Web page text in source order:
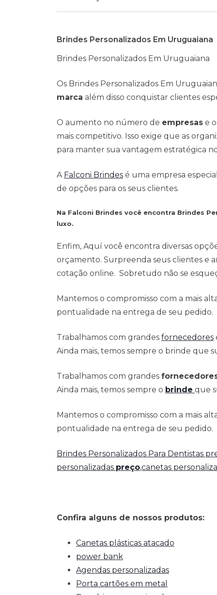
Brindes Personalizados Em Uruguaiana
Brindes Personalizados Em Uruguaiana
Os Brindes Personalizados Em
marca além disso conquistar clientes
O aumento no número de empresas e
mais competitivo. Isso exige que as
para manter sua vantagem estratégica
A Falconi Brindes é uma empresa
de opções para os seus clientes.
Na Falconi Brindes você encontra Brindes
luxo.
Enfim, Aquí você encontra diversas
orçamento. Surpreenda seus clientes e
cotação online. Sobretudo não se
Mantemos o compromisso com a mais
pontualidade na entrega de seu pedido.
Trabalhamos com grandes fornecedores
Ainda mais, temos sempre o brinde que
Trabalhamos com grandes
Ainda mais, temos sempre o brinde que
Mantemos o compromisso com a mais
pontualidade na entrega de seu pedido.
Brindes Personalizados Para Dentistas
personalizadas preço,canetas
Confira alguns de nossos produtos:
Canetas plásticas atacado
power bank
Agendas personalizadas
Porta cartões em metal